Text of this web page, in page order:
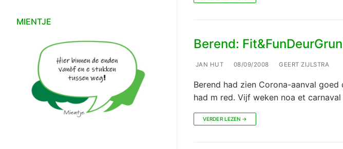
Berend:
JAN HUT 08/09/2008 GEERT ZIJLSTRA
Berend had zien Corona-aanval
had m red. Vijf weken noa et
VERDER LEZEN →
MIENTJE